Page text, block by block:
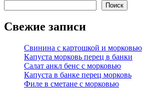
Поиск
Свежие записи
Свинина с картошкой и морковью
Капуста морковь перец в банки
Салат анкл бенс с морковью
Капуста в банке перец морковь
Филе в сметане с морковью